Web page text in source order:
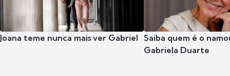
Joana teme nunca mais ver Gabriel Saiba quem é o
Gabriela Duarte